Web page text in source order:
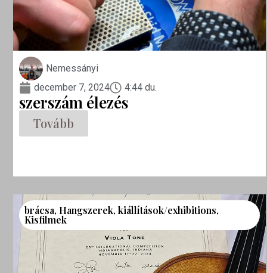
Nemessányi
december 7, 2024
4:44 du.
szerszám élezés
Tovább
brácsa, Hangszerek,kiállítások/exhibitions,
Kisfilmek